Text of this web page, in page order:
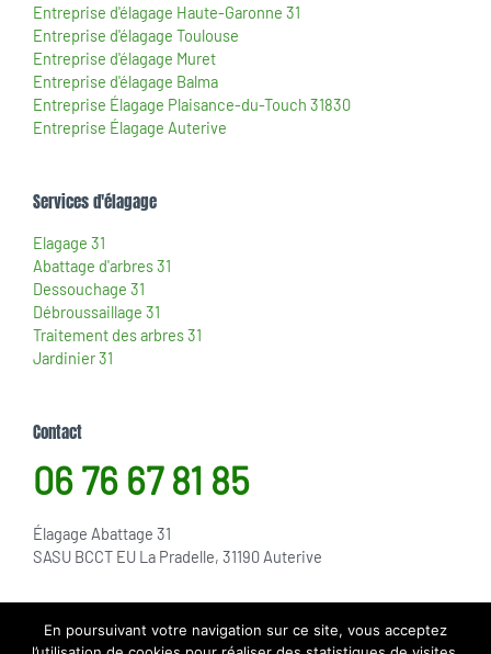
Entreprise d'élagage Haute-Garonne 31
Entreprise d'élagage Toulouse
Entreprise d'élagage Muret
Entreprise d'élagage Balma
Entreprise Élagage Plaisance-du-Touch 31830
Entreprise Élagage Auterive
Services d'élagage
Elagage 31
Abattage d'arbres 31
Dessouchage 31
Débroussaillage 31
Traitement des arbres 31
Jardinier 31
Contact
06 76 67 81 85
Élagage Abattage 31
SASU BCCT EU La Pradelle, 31190 Auterive
Mentions Légales – ELAGAGE ABATTAGE 31 – SASU BCCT EU La
En poursuivant votre navigation sur ce site, vous acceptez